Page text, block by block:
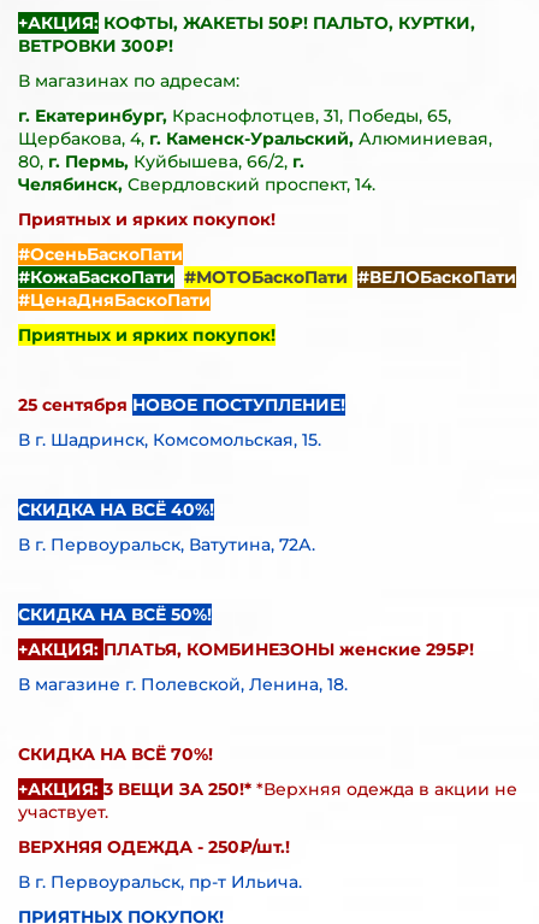
+АКЦИЯ: КОФТЫ, ЖАКЕТЫ 50₽! ПАЛЬТО, КУРТКИ,
ВЕТРОВКИ 300₽!
В магазинах по адресам:
г. Екатеринбург, Краснофлотцев, 31, Победы, 65,
Щербакова, 4, г. Каменск-Уральский, Алюминиевая,
80, г. Пермь, Куйбышева, 66/2, г.
Челябинск, Свердловский проспект, 14.
Приятных и ярких покупок!
#ОсеньБаскоПати
#КожаБаскоПати #МОТОБаскоПати #ВЕЛОБаскоПати
#ЦенаДняБаскоПати
Приятных и ярких покупок!
25 сентября НОВОЕ ПОСТУПЛЕНИЕ!
В г. Шадринск, Комсомольская, 15.
СКИДКА НА ВСЁ 40%!
В г. Первоуральск, Ватутина, 72А.
СКИДКА НА ВСЁ 50%!
+АКЦИЯ: ПЛАТЬЯ, КОМБИНЕЗОНЫ женские 295₽!
В магазине г. Полевской, Ленина, 18.
СКИДКА НА ВСЁ 70%!
+АКЦИЯ: 3 ВЕЩИ ЗА 250!* *Верхняя одежда в акции не
участвует.
ВЕРХНЯЯ ОДЕЖДА - 250₽/шт.!
В г. Первоуральск, пр-т Ильича.
ПРИЯТНЫХ ПОКУПОК!